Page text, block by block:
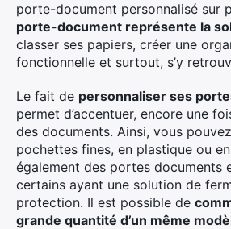
porte-document personnalisé sur
porte-document représente la
classer ses papiers, créer une
fonctionnelle et surtout, s’y
Le fait de personnaliser ses
permet d’accentuer, encore une
des documents. Ainsi, vous
pochettes fines, en plastique ou
également des portes documents
certains ayant une solution de
protection. Il est possible de
grande quantité d’un même